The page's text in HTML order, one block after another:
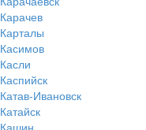
Карачев
Карталы
Касимов
Касли
Каспийск
Катав-Ивановск
Катайск
Кашин